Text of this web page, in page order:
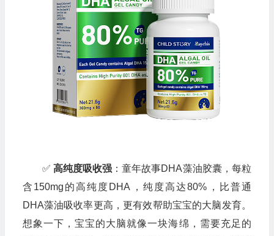
✅ 高纯度吸收强 ：童年故事DHA藻油胶囊，每粒
含150mg的高纯度DHA，纯度高达80%，比普通
DHA藻油吸收率更高，更有效帮助宝宝的大脑发育。
想象一下，宝宝的大脑就像一块海绵，需要充足的